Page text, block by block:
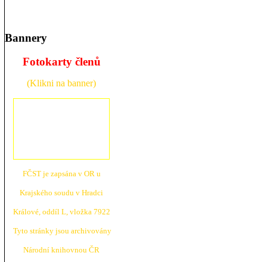
Bannery
Fotokarty členů
(Klikni na banner)
FČST je zapsána v OR u
Krajského soudu v Hradci
Králové, oddíl L, vložka 7922
Tyto stránky jsou archivovány
Národní knihovnou ČR